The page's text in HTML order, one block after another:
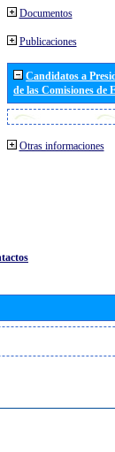
Documentos
Publicaciones
Candidatos a
de las Comisiones
Otras informaciones